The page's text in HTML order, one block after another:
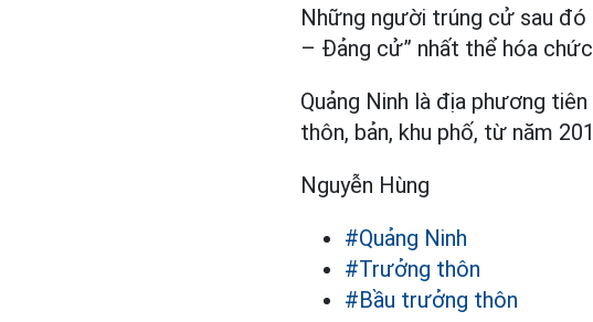
Những người trúng cử sau
– Đảng cử” nhất thể hóa
Quảng Ninh là địa phương
thôn, bản, khu phố, từ năm
Nguyễn Hùng
#Quảng Ninh
#Trưởng thôn
#Bầu trưởng thôn